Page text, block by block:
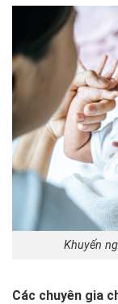
Khuyến
Các chuyên gia